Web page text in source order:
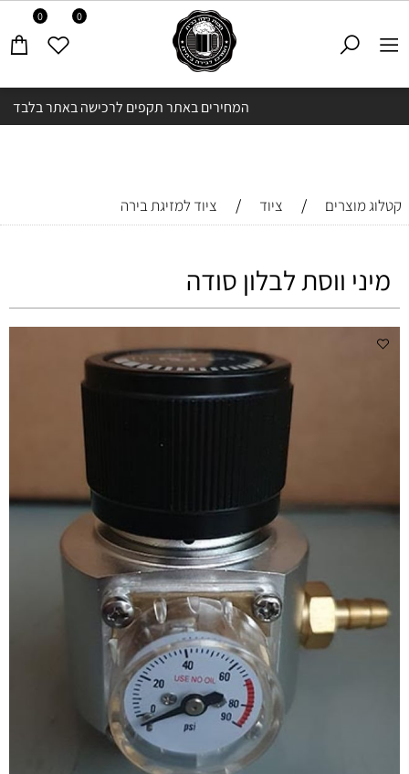
המחירים באתר תקפים לרכישה באתר בלבד
0 0
קטלוג מוצרים / ציוד / ציוד למזיגת בירה
מיני ווסת לבלון סודה